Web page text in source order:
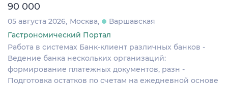
90 000
05 августа 2026 Москва
Варшавская
Гастрономический Портал
Работа в системах Банк-клиент различных банков -
Ведение банка нескольких организаций:
формирование платежных документов, разн -
Подготовка остатков по счетам на ежедневной основе